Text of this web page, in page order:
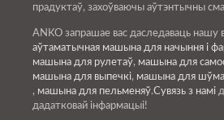
прадуктаў, захоўваючы аўтэнтычны
ANKO запрашае вас даследаваць нашу
аўтаматычная машына для начыння і
машына для рулетаў, машына для
машына для выпечкі, машына для
, машына для пельменяў.Сувязь з намі
дадатковай інфармацыі!